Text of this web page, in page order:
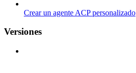
Crear un agente ACP personalizado
Versiones